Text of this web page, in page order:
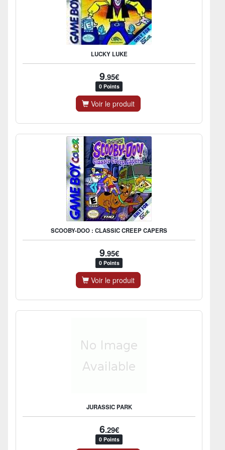
LUCKY LUKE
9.95€
0 Points
Voir le produit
SCOOBY-DOO : CLASSIC CREEP CAPERS
9.95€
0 Points
Voir le produit
JURASSIC PARK
6.29€
0 Points